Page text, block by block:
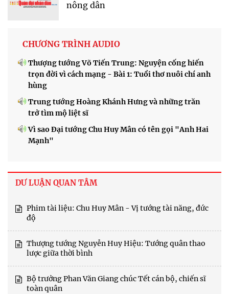
nông dân
CHƯƠNG TRÌNH AUDIO
Thượng tướng Võ Tiến Trung: Nguyện cống hiến
trọn đời vì cách mạng - Bài 1: Tuổi thơ nuôi chí anh
hùng
Trung tướng Hoàng Khánh Hưng và những trăn
trở tìm mộ liệt sĩ
Vì sao Đại tướng Chu Huy Mân có tên gọi "Anh Hai
Mạnh"
DƯ LUẬN QUAN TÂM
Phim tài liệu: Chu Huy Mân - Vị tướng tài năng, đức
độ
Thượng tướng Nguyễn Huy Hiệu: Tướng quân thao
lược giữa thời bình
Bộ trưởng Phan Văn Giang chúc Tết cán bộ, chiến sĩ
toàn quân